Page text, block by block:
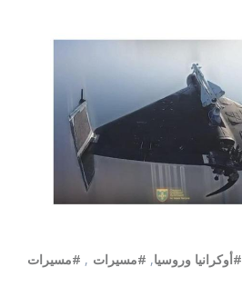
#أوكرانيا وروسيا, #مسيرات , #مسيرات